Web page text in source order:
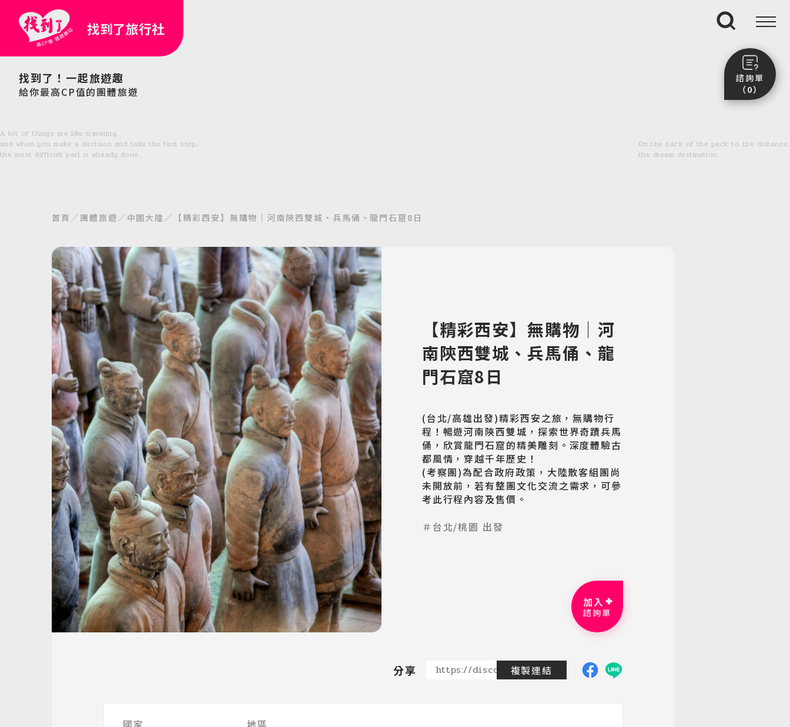
找到了旅行社
找到了！一起旅遊趣
給你最高CP值的團體旅遊
搜尋
諮詢單
（0）
前往諮詢單頁面
A lot of things are like traveling,
and when you make a decision and take the first step,
the most difficult part is already done.
On the back of the pack to the distance,
the dream destination.
首頁 團體旅遊 中國大陸 【精彩西安】無購物｜河南陝西雙城、兵馬俑、龍門石窟8日
【精彩西安】無購物｜河
南陝西雙城、兵馬俑、龍
門石窟8日
(台北/高雄出發)精彩西安之旅，無購物行
程！暢遊河南陝西雙城，探索世界奇蹟兵馬
俑，欣賞龍門石窟的精美雕刻。深度體驗古
都風情，穿越千年歷史！
(考察團)為配合政府政策，大陸散客組團尚
未開放前，若有整團文化交流之需求，可參
考此行程內容及售價。
＃台北/桃園 出發
加入
諮詢單
分享 https://discoveredtravel.com.tw/group-tour/detail/xian-tour31
複製連結
國家
地區